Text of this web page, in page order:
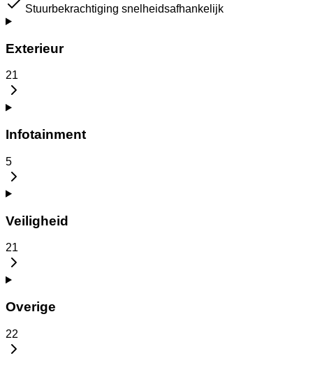
Stuurbekrachtiging snelheidsafhankelijk
Exterieur
21
Infotainment
5
Veiligheid
21
Overige
22